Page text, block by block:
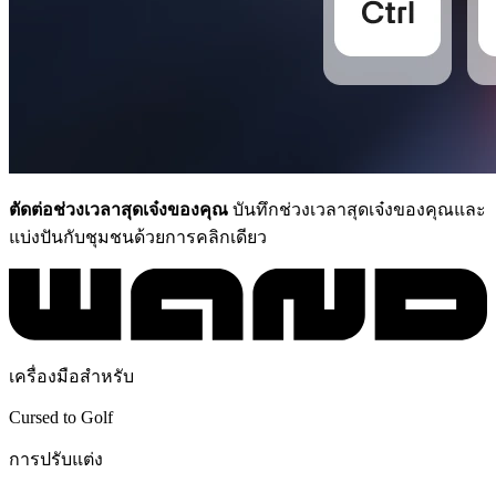
ตัดต่อช่วงเวลาสุดเจ๋งของคุณ บันทึกช่วงเวลาสุดเจ๋งของคุณและ
แบ่งปันกับชุมชนด้วยการคลิกเดียว
เครื่องมือสำหรับ
Cursed to Golf
การปรับแต่ง